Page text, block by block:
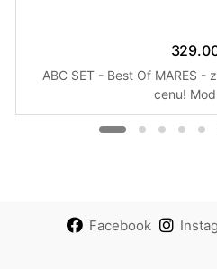
ABC SET - Best Of MARES -
cenu!
Facebook